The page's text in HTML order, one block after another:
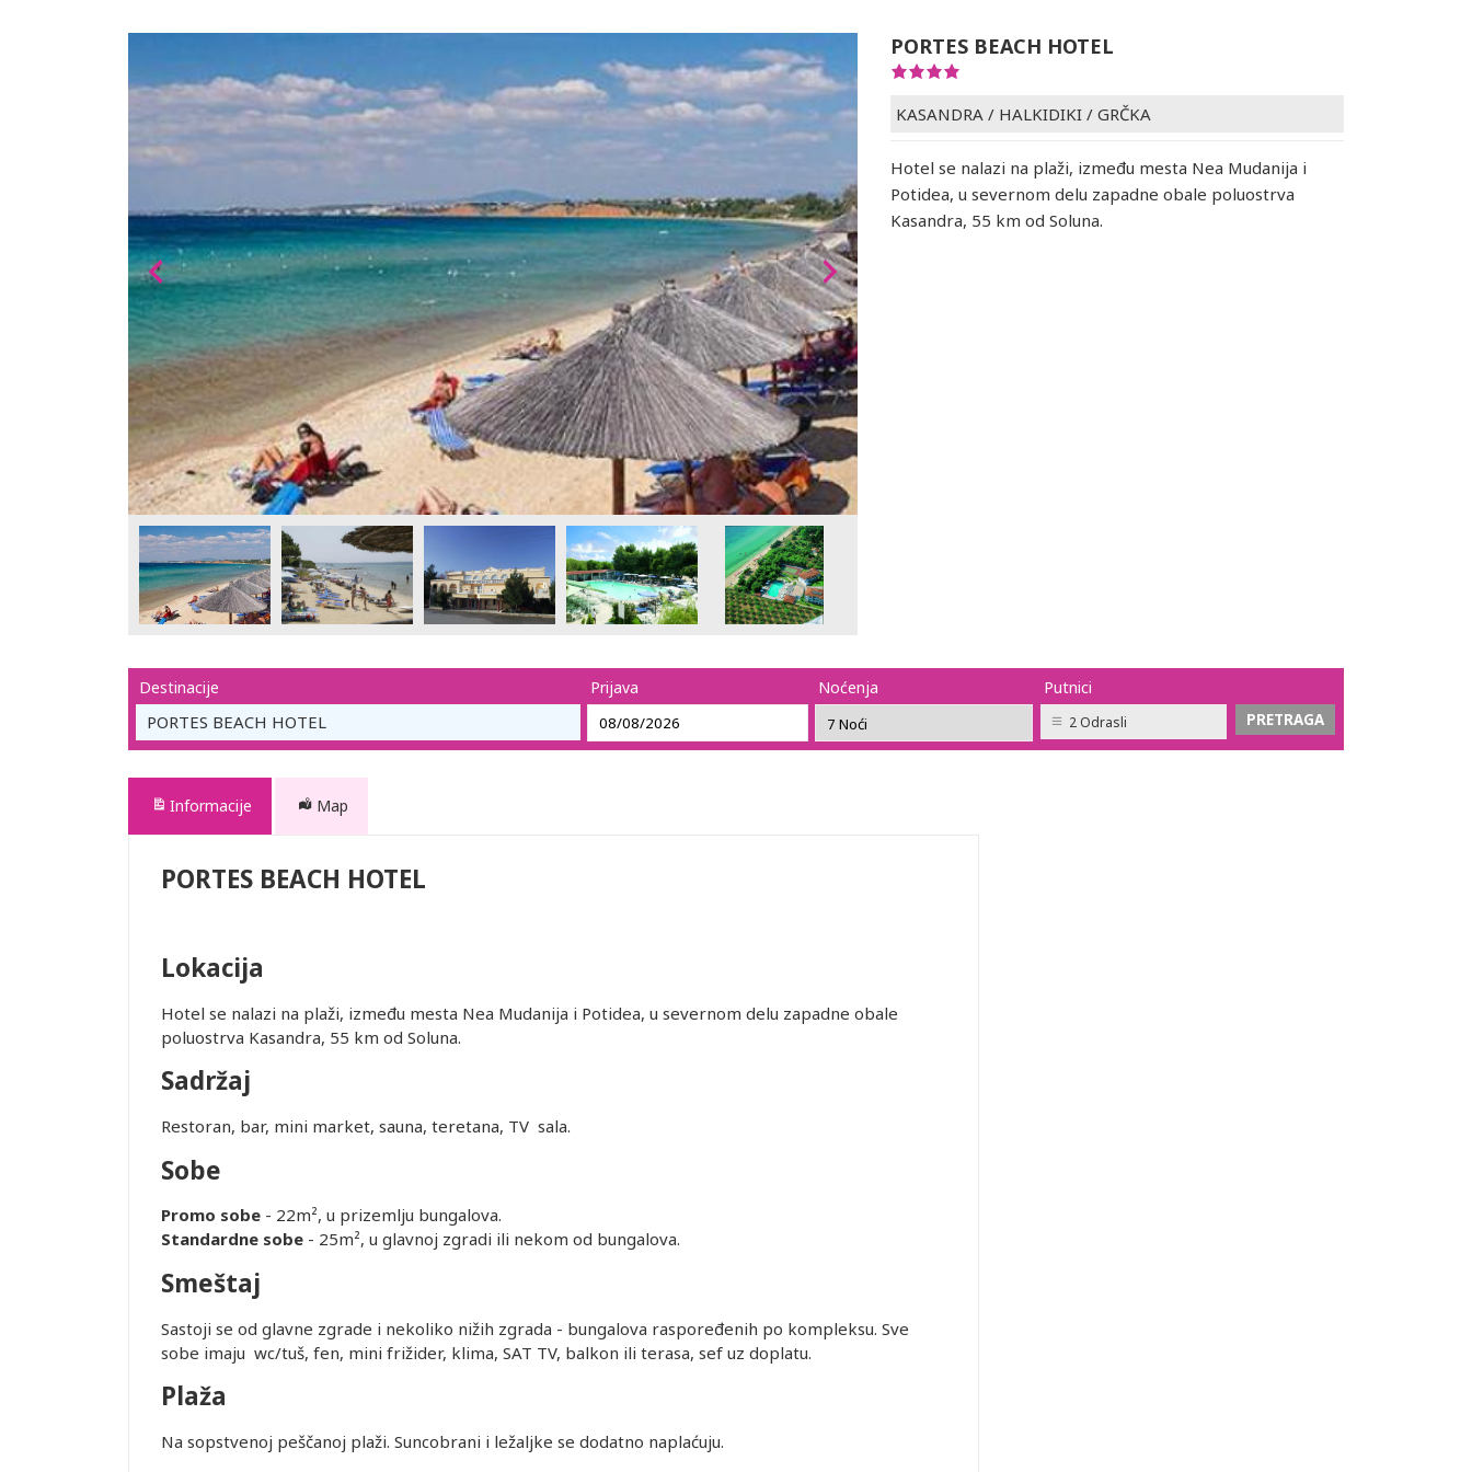
PORTES BEACH HOTEL
KASANDRA / HALKIDIKI / GRČKA
Hotel se nalazi na plaži, između mesta Nea Mudanija i
Potidea, u severnom delu zapadne obale poluostrva
Kasandra, 55 km od Soluna.
Destinacije
PORTES BEACH HOTEL
Prijava Noćenja Putnici
2 Odrasli
Informacije Map
PORTES BEACH HOTEL
Lokacija
Hotel se nalazi na plaži, između mesta Nea Mudanija i Potidea, u severnom delu zapadne obale
poluostrva Kasandra, 55 km od Soluna.
Sadržaj
Restoran, bar, mini market, sauna, teretana, TV sala.
Sobe
Promo sobe - 22m², u prizemlju bungalova.
Standardne sobe - 25m², u glavnoj zgradi ili nekom od bungalova.
Smeštaj
Sastoji se od glavne zgrade i nekoliko nižih zgrada - bungalova raspoređenih po kompleksu. Sve
sobe imaju wc/tuš, fen, mini frižider, klima, SAT TV, balkon ili terasa, sef uz doplatu.
Plaža
Na sopstvenoj peščanoj plaži. Suncobrani i ležaljke se dodatno naplaćuju.